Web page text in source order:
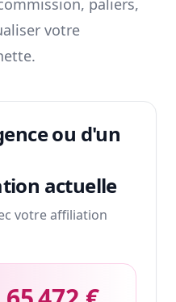
paliers,
votre
ou d'un
actuelle
votre affiliation